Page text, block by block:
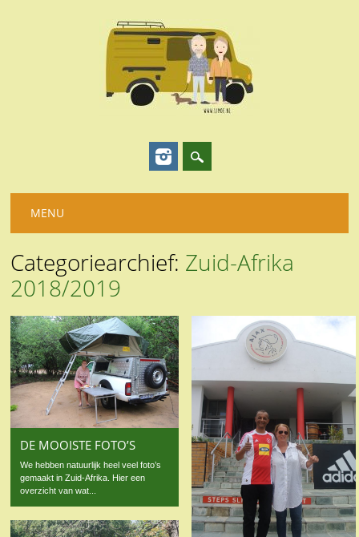
Hoofdmenu
naar
MENU
Categoriearchief: Zuid-Afrika
2018/2019
DE MOOISTE FOTO’S
We hebben natuurlijk heel veel foto’s
gemaakt in Zuid-Afrika. Hier een
overzicht van wat...